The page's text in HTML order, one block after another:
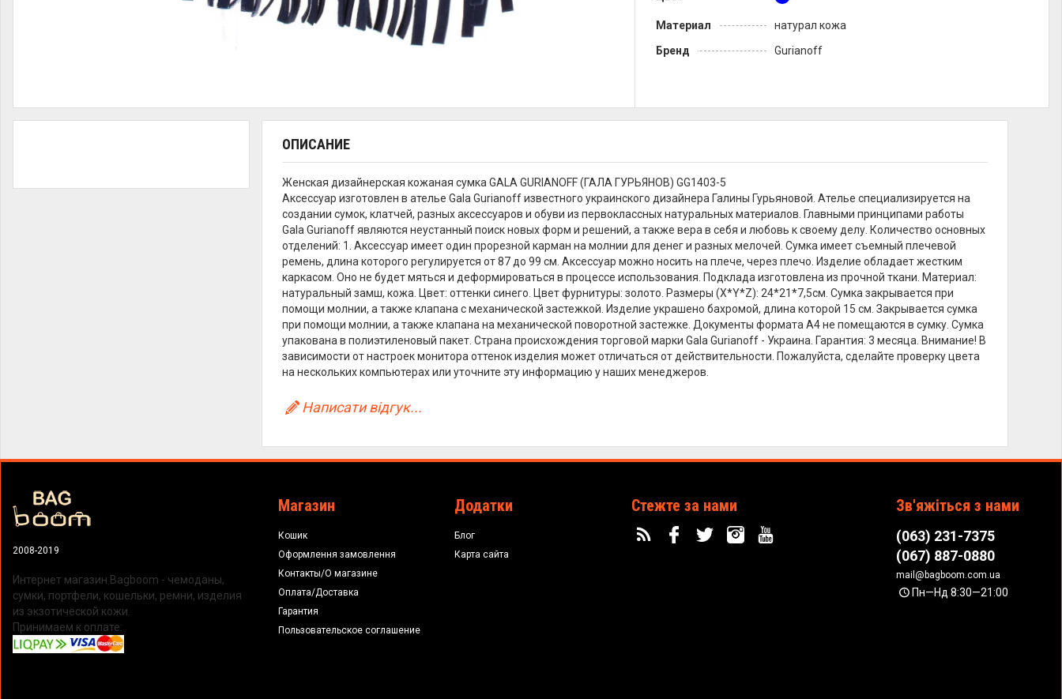
Материал
натурал кожа
Бренд
Gurianoff
ОПИСАНИЕ
Женская дизайнерская кожаная сумка GALA GURIANOFF (ГАЛА ГУРЬЯНОВ) GG1403-5
Аксессуар изготовлен в ателье Gala Gurianoff известного украинского дизайнера Галины Гурьяновой. Ателье специализируется на
создании сумок, клатчей, разных аксессуаров и обуви из первоклассных натуральных материалов. Главными принципами работы
Gala Gurianoff являются неустанный поиск новых форм и решений, а также вера в себя и любовь к своему делу. Количество основных
отделений: 1. Аксессуар имеет один прорезной карман на молнии для денег и разных мелочей. Сумка имеет съемный плечевой
ремень, длина которого регулируется от 87 до 99 см. Аксессуар можно носить на плече, через плечо. Изделие обладает жестким
каркасом. Оно не будет мяться и деформироваться в процессе использования. Подклада изготовлена из прочной ткани. Материал:
натуральный замш, кожа. Цвет: оттенки синего. Цвет фурнитуры: золото. Размеры (X*Y*Z): 24*21*7,5см. Сумка закрывается при
помощи молнии, а также клапана с механической застежкой. Изделие украшено бахромой, длина которой 15 см. Закрывается сумка
при помощи молнии, а также клапана на механической поворотной застежке. Документы формата А4 не помещаются в сумку. Сумка
упакована в полиэтиленовый пакет. Страна происхождения торговой марки Gala Gurianoff - Украина. Гарантия: 3 месяца. Внимание! В
зависимости от настроек монитора оттенок изделия может отличаться от действительности. Пожалуйста, сделайте проверку цвета
на нескольких компьютерах или уточните эту информацию у наших менеджеров.
Написати відгук...
2008-2019
Интернет магазин Bagboom - чемоданы,
сумки, портфели, кошельки, ремни, изделия
из экзотической кожи.
Принимаем к оплате:
Магазин
Кошик
Оформлення замовлення
Контакты/О магазине
Оплата/Доставка
Гарантия
Пользовательское соглашение
Додатки
Блог
Карта сайта
Стежте за нами Зв'яжіться з нами
(063) 231-7375
(067) 887-0880
mail@bagboom.com.ua
Пн—Нд 8:30—21:00